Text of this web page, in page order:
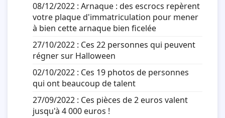
08/12/2022 : Arnaque : des escrocs repèrent
votre plaque d'immatriculation pour mener
à bien cette arnaque bien ficelée
27/10/2022 : Ces 22 personnes qui peuvent
régner sur Halloween
02/10/2022 : Ces 19 photos de personnes
qui ont beaucoup de talent
27/09/2022 : Ces pièces de 2 euros valent
jusqu'à 4 000 euros !